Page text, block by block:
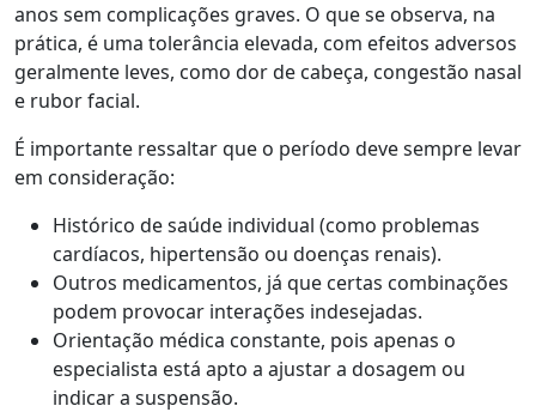
anos sem complicações graves. O que se observa, na
prática, é uma tolerância elevada, com efeitos adversos
geralmente leves, como dor de cabeça, congestão nasal
e rubor facial.
É importante ressaltar que o período deve sempre levar
em consideração:
Histórico de saúde individual (como problemas
cardíacos, hipertensão ou doenças renais).
Outros medicamentos, já que certas combinações
podem provocar interações indesejadas.
Orientação médica constante, pois apenas o
especialista está apto a ajustar a dosagem ou
indicar a suspensão.